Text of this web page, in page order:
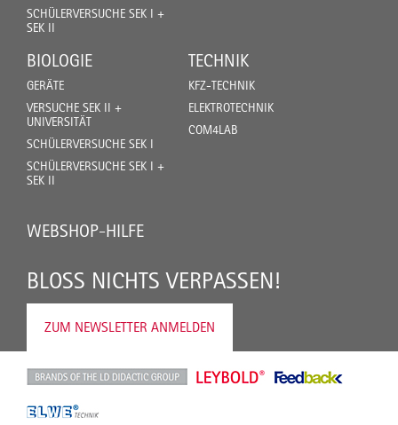
SCHÜLERVERSUCHE SEK I +
SEK II
BIOLOGIE
GERÄTE
VERSUCHE SEK II +
UNIVERSITÄT
SCHÜLERVERSUCHE SEK I
SCHÜLERVERSUCHE SEK I +
SEK II
TECHNIK
KFZ-TECHNIK
ELEKTROTECHNIK
COM4LAB
WEBSHOP-HILFE
BLOSS NICHTS VERPASSEN!
ZUM NEWSLETTER ANMELDEN